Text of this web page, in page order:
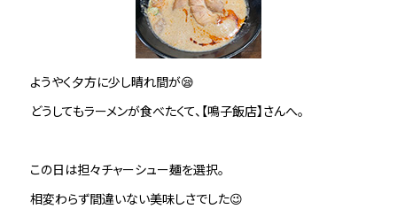
ようやく夕方に少し晴れ間が😪
どうしてもラーメンが食べたくて、【鳴子飯店】さんへ。
この日は担々チャーシュー麺を選択。
相変わらず間違いない美味しさでした😉